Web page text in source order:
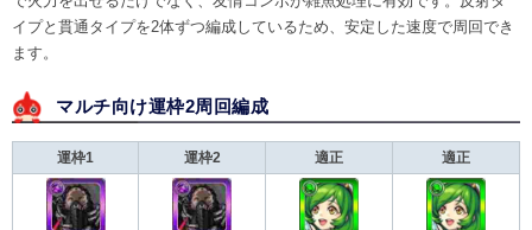
イプと貫通タイプを2体ずつ編成しているため、安定した速度で周回でき
ます。
マルチ向け運枠2周回編成
運枠1 運枠2 適正 適正